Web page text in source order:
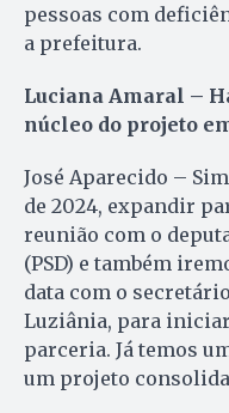
pessoas com
a prefeitura.
Luciana Amaral –
núcleo do projeto
José Aparecido –
de 2024, expandir
reunião com o
(PSD) e também
data com o
Luziânia, para
parceria. Já temos
um projeto